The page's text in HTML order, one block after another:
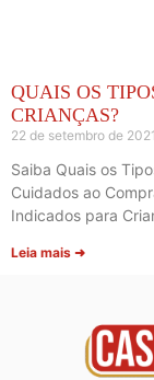
QUAIS OS
CRIANÇAS?
22 de setembro de 2021
Saiba Quais os
Cuidados ao
Indicados para
Leia mais ➜